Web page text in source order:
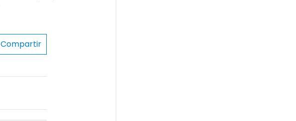
Compartir